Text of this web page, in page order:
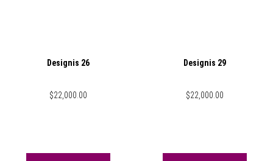
Designis 26
$22,000.00
Designis 29
$22,000.00